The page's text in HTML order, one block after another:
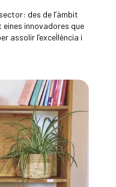
des de l’àmbit
innovadores que
assolir l’excel·lència i